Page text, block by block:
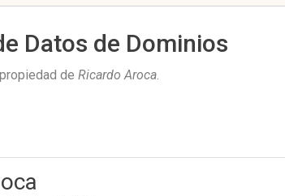
Datos de Dominios
de Ricardo Aroca.